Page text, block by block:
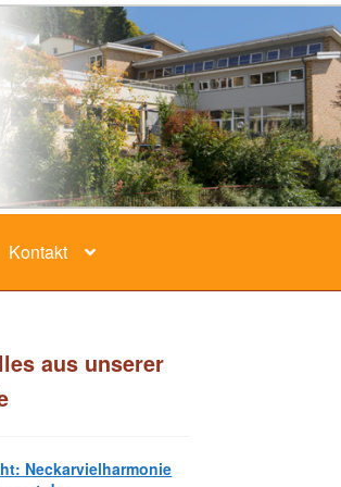
Kontakt
aus unserer
Neckarvielharmonie